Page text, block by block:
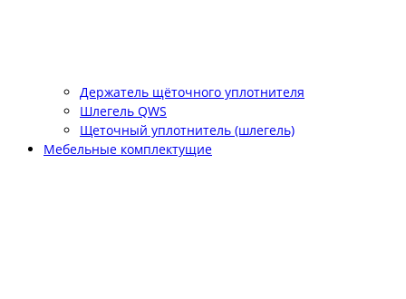
Держатель щёточного уплотнителя
Шлегель QWS
Щеточный уплотнитель (шлегель)
Мебельные комплектущие